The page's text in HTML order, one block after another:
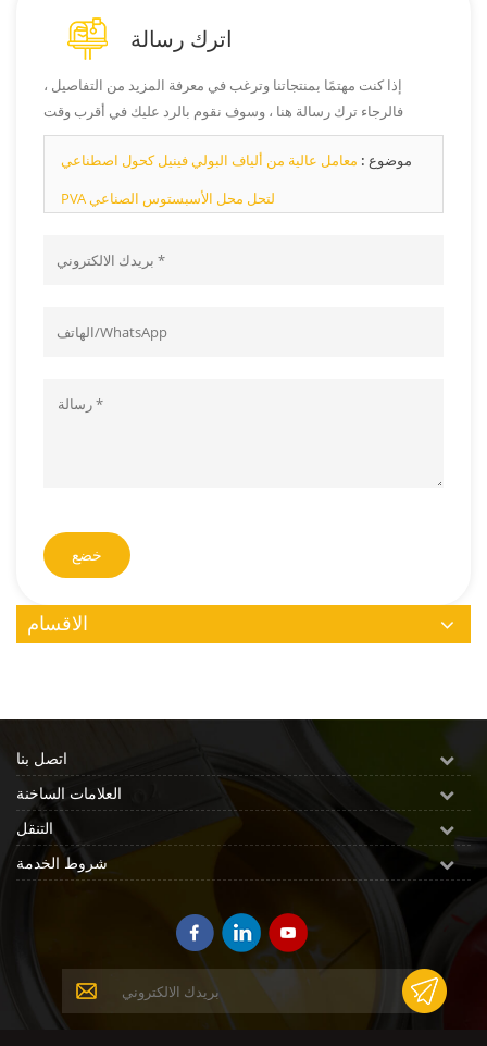
اترك رسالة
إذا كنت مهتمًا بمنتجاتنا وترغب في معرفة المزيد من التفاصيل ،
فالرجاء ترك رسالة هنا ، وسوف نقوم بالرد عليك في أقرب وقت
ممكن.
موضوع : معامل عالية من ألياف البولي فينيل كحول اصطناعي
PVA لتحل محل الأسبستوس الصناعي
خضع
الاقسام
اتصل بنا
العلامات الساخنة
التنقل
شروط الخدمة